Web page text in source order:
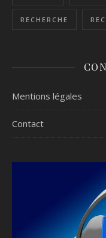
RECHERCHE
Mentions légales
Contact